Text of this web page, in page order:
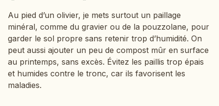
Au pied d’un olivier, je mets surtout un paillage
minéral, comme du gravier ou de la pouzzolane, pour
garder le sol propre sans retenir trop d’humidité. On
peut aussi ajouter un peu de compost mûr en surface
au printemps, sans excès. Évitez les paillis trop épais
et humides contre le tronc, car ils favorisent les
maladies.